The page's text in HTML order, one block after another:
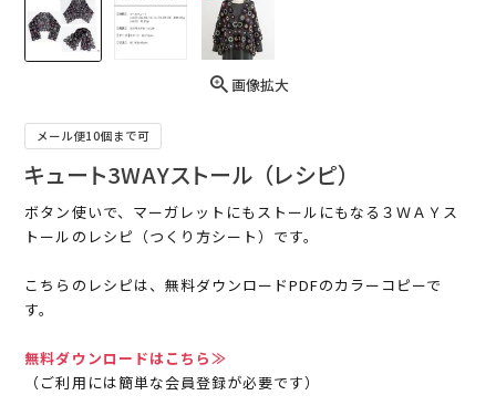
画像拡大
メール便10個まで可
キュート3WAYストール （レシピ）
ボタン使いで、マーガレットにもストールにもなる３ＷＡＹス
トールのレシピ（つくり方シート）です。
こちらのレシピは、無料ダウンロードPDFのカラーコピーで
す。
無料ダウンロードはこちら≫
（ご利用には簡単な会員登録が必要です）